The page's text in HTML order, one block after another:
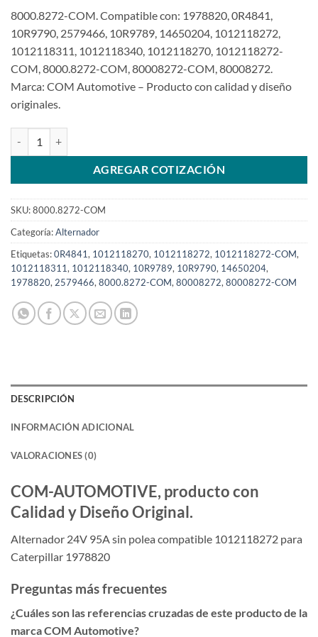
8000.8272-COM. Compatible con: 1978820, 0R4841,
10R9790, 2579466, 10R9789, 14650204, 1012118272,
1012118311, 1012118340, 1012118270, 1012118272-
COM, 8000.8272-COM, 80008272-COM, 80008272.
Marca: COM Automotive – Producto con calidad y diseño
originales.
AGREGAR COTIZACIÓN
SKU:8000.8272-COM
Categoría:Alternador
Etiquetas:0R4841, 1012118270, 1012118272, 1012118272-COM,
1012118311, 1012118340, 10R9789, 10R9790, 14650204,
1978820, 2579466, 8000.8272-COM, 80008272, 80008272-COM
DESCRIPCIÓN
INFORMACIÓN ADICIONAL
VALORACIONES (0)
COM-AUTOMOTIVE, producto con
Calidad y Diseño Original.
Alternador 24V 95A sin polea compatible 1012118272 para
Caterpillar 1978820
Preguntas más frecuentes
¿Cuáles son las referencias cruzadas de este producto de la
marca COM Automotive?